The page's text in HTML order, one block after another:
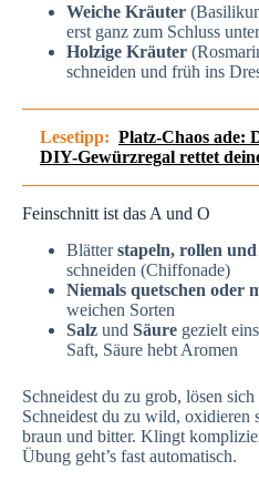
Weiche Kräuter
erst ganz zum Schluss
Holzige Kräuter
schneiden und früh ins
Lesetipp: Platz-Chaos ade:
DIY-Gewürzregal rettet
Feinschnitt ist das A und O
Blätterstapeln, rollen
schneiden (Chiffonade)
Niemals quetschen oder
weichen Sorten
Salz und Säure gezielt
Saft, Säure hebt Aromen
Schneidest du zu grob, lösen
Schneidest du zu wild, oxidieren
braun und bitter. Klingt
Übung geht’s fast automatisch.